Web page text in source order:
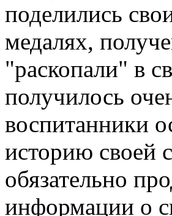
поделились
медалях,
"раскопали" в
получилось
воспитанники
историю своей
обязательно
информации о